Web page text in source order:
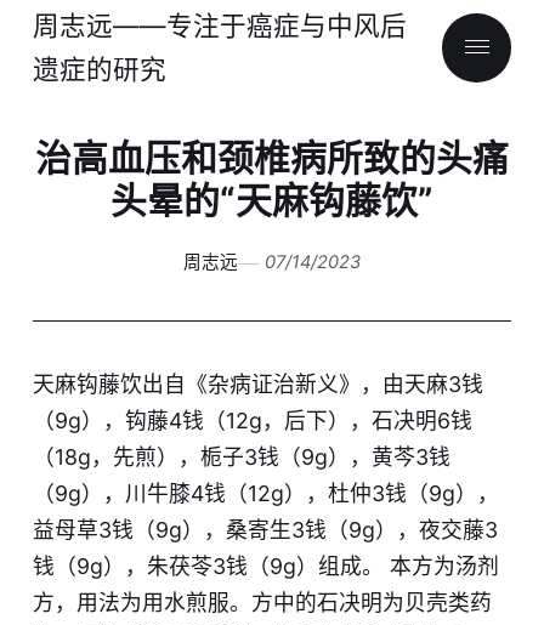
周志远——专注于癌症与中风后
遗症的研究
治高血压和颈椎病所致的头痛
头晕的“天麻钩藤饮”
周志远 07/14/2023
天麻钩藤饮出自《杂病证治新义》，由天麻3钱
（9g），钩藤4钱（12g，后下），石决明6钱
（18g，先煎），栀子3钱（9g），黄芩3钱
（9g），川牛膝4钱（12g），杜仲3钱（9g），
益母草3钱（9g），桑寄生3钱（9g），夜交藤3
钱（9g），朱茯苓3钱（9g）组成。 本方为汤剂
方，用法为用水煎服。方中的石决明为贝壳类药